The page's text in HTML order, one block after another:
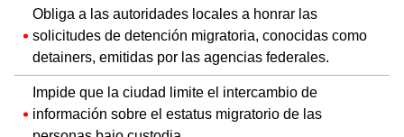
Obliga a las autoridades locales a honrar las
solicitudes de detención migratoria, conocidas como
detainers, emitidas por las agencias federales.
Impide que la ciudad limite el intercambio de
información sobre el estatus migratorio de las